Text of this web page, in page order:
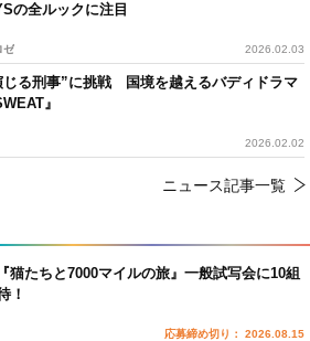
の全ルックに注目
ゼ 2026.02.03
じる刑事”に挑戦 国境を越えるバディドラマ
』
2026.02.02
ニュース記事一覧
猫たちと7000マイルの旅』一般試写会に10組
！
応募締め切り： 2026.08.15